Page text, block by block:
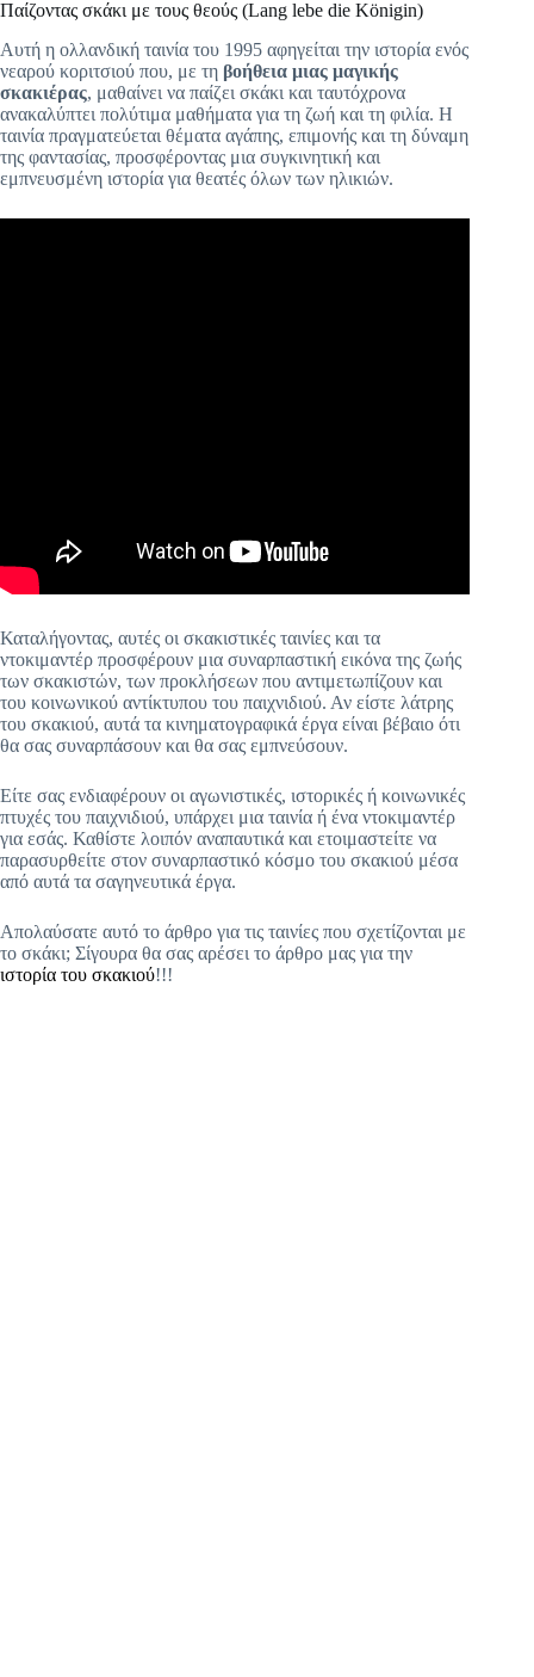
Παίζοντας σκάκι με τους θεούς (Lang lebe die Königin)
Αυτή η ολλανδική ταινία του 1995 αφηγείται την ιστορία ενός
νεαρού κοριτσιού που, με τη βοήθεια μιας μαγικής
σκακιέρας, μαθαίνει να παίζει σκάκι και ταυτόχρονα
ανακαλύπτει πολύτιμα μαθήματα για τη ζωή και τη φιλία. Η
ταινία πραγματεύεται θέματα αγάπης, επιμονής και τη δύναμη
της φαντασίας, προσφέροντας μια συγκινητική και
εμπνευσμένη ιστορία για θεατές όλων των ηλικιών.
Καταλήγοντας, αυτές οι σκακιστικές ταινίες και τα
ντοκιμαντέρ προσφέρουν μια συναρπαστική εικόνα της ζωής
των σκακιστών, των προκλήσεων που αντιμετωπίζουν και
του κοινωνικού αντίκτυπου του παιχνιδιού. Αν είστε λάτρης
του σκακιού, αυτά τα κινηματογραφικά έργα είναι βέβαιο ότι
θα σας συναρπάσουν και θα σας εμπνεύσουν.
Είτε σας ενδιαφέρουν οι αγωνιστικές, ιστορικές ή κοινωνικές
πτυχές του παιχνιδιού, υπάρχει μια ταινία ή ένα ντοκιμαντέρ
για εσάς. Καθίστε λοιπόν αναπαυτικά και ετοιμαστείτε να
παρασυρθείτε στον συναρπαστικό κόσμο του σκακιού μέσα
από αυτά τα σαγηνευτικά έργα.
Απολαύσατε αυτό το άρθρο για τις ταινίες που σχετίζονται με
το σκάκι; Σίγουρα θα σας αρέσει το άρθρο μας για την
ιστορία του σκακιού!!!